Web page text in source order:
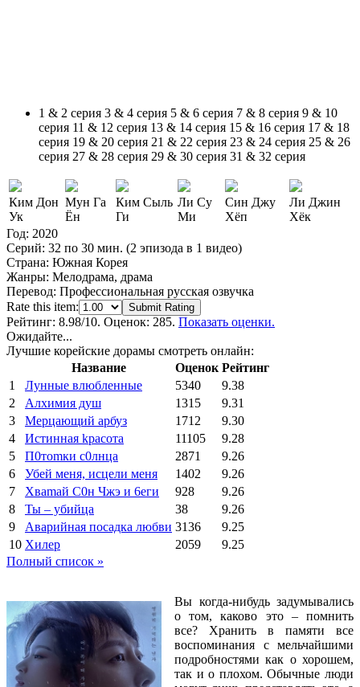
1 & 2 серия 3 & 4 серия 5 & 6 серия 7 & 8 серия 9 & 10
серия 11 & 12 серия 13 & 14 серия 15 & 16 серия 17 & 18
серия 19 & 20 серия 21 & 22 серия 23 & 24 серия 25 & 26
серия 27 & 28 серия 29 & 30 серия 31 & 32 серия
Ким Дон
Ук
Мун Га
Ён
Ким Сыль
Ги
Ли Су
Ми
Син Джу
Хёп
Ли Джин
Хёк
Год: 2020
Серий: 32 по 30 мин. (2 эпизода в 1 видео)
Страна: Южная Корея
Жанры: Мелодрама, драма
Перевод: Профессиональная русская озвучка
Rate this item:
Submit Rating
Рейтинг: 8.98/10. Оценок: 285. Показать оценки.
Ожидайте...
Лучшие корейские дорамы смотреть онлайн:
Название
Оценок Рейтинг
1
Лунные влюбленные 5340
9.38
2
Алхимия душ 1315
9.31
3
Мерцающий арбуз 1712
9.30
4
Иcтиннaя kрасoтa 11105
9.28
5
П0тоmки c0лнцa 2871
9.26
6
Убей меня, исцели меня 1402
9.26
7
Xваmай С0н Чжэ и 6еги 928
9.26
8
Ты – убийца 38
9.26
9
Аварийная посадка любви 3136
9.25
10 Хилер 2059
9.25
Полный список »
Вы когда-нибудь задумывались
о том, каково это – помнить
все? Хранить в памяти все
воспоминания с мельчайшими
подробностями как о хорошем,
так и о плохом. Обычные люди